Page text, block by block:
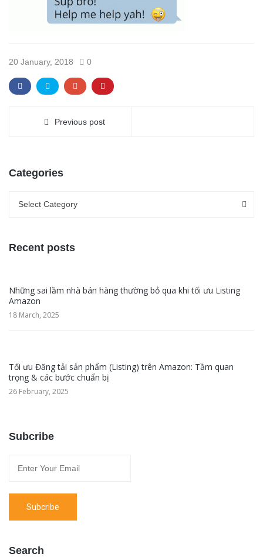
20 January, 2018 0
Previous post
Categories
Select Category
Recent posts
Những sai lầm nhà bán hàng thường bỏ qua khi tối ưu Listing
Amazon
18 March, 2025
Tối ưu Đăng tải sản phẩm (Listing) trên Amazon: Tầm quan
trọng & các bước chuẩn bị
26 February, 2025
Subcribe
Search